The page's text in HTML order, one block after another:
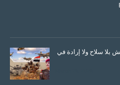
بلا سلاح ولا إرادة في